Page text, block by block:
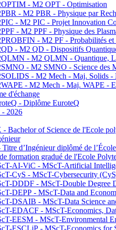
- M2 OPT - Optimisation
- M2 PBR - Physique par
- M2 PIC - Projet Innovation
- M2 PPF - Physique des
- M2 PF - Probabilités et
- M2 QD - Dispositifs
- M2 QLMN - Quantique,
- M2 SMNO - Science des
- M2 Mech - Maj. Solids -
- M2 Mech - Maj. WAPE -
d'échange
- Diplôme EuroteQ
- 2026
- Bachelor of Science de l'Ecole
Titre d’Ingénieur diplômé de
formation gradué de l'Ecole
AI-ViC - MScT-Artificial
CyS - MScT-Cybersecurity
DDDF - MScT-Double Degree
DEPP - MScT-Data and
DSAIB - MScT-Data Science
EDACF - MScT-Economics,
EESM - MScT-Environmental
ESCLiP - MScT-Economics for